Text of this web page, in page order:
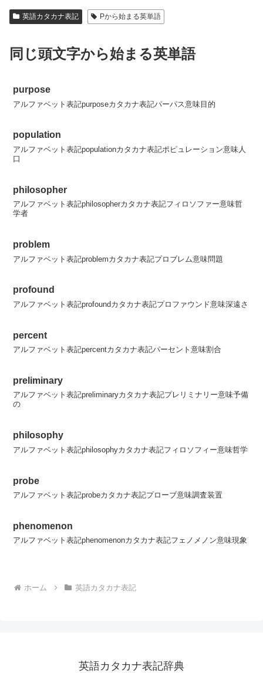
英語カタカナ表記 Pから始まる英単語
同じ頭文字から始まる英単語
purpose
アルファベット表記purposeカタカナ表記パーパス意味目的
population
アルファベット表記populationカタカナ表記ポピュレーション意味人
口
philosopher
アルファベット表記philosopherカタカナ表記フィロソファー意味哲
学者
problem
アルファベット表記problemカタカナ表記プロブレム意味問題
profound
アルファベット表記profoundカタカナ表記プロファウンド意味深遠さ
percent
アルファベット表記percentカタカナ表記パーセント意味割合
preliminary
アルファベット表記preliminaryカタカナ表記プレリミナリー意味予備
の
philosophy
アルファベット表記philosophyカタカナ表記フィロソフィー意味哲学
probe
アルファベット表記probeカタカナ表記プローブ意味調査装置
phenomenon
アルファベット表記phenomenonカタカナ表記フェノメノン意味現象
ホーム 英語カタカナ表記
英語カタカナ表記辞典